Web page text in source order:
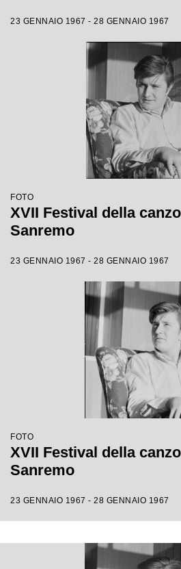
23 GENNAIO 1967 - 28 GENNAIO 1967
FOTO
XVII Festival della
Sanremo
23 GENNAIO 1967 - 28 GENNAIO 1967
FOTO
XVII Festival della
Sanremo
23 GENNAIO 1967 - 28 GENNAIO 1967